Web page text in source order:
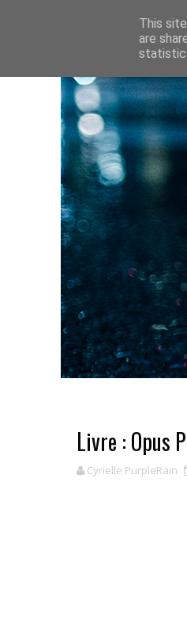
CULTURE •
Livre : Opus
Cyrielle PurpleRain
This
are